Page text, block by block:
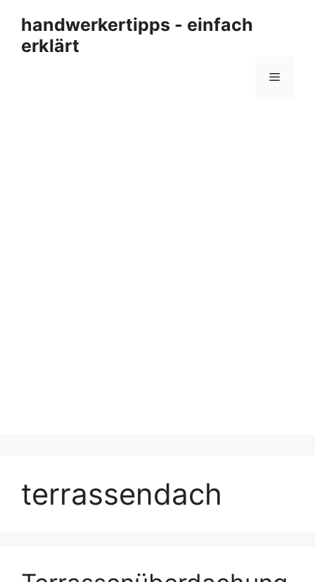
Inhalt
springen
handwerkertipps - einfach
erklärt
Menü
terrassendach